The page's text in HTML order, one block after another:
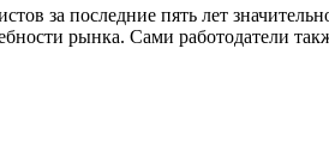
за последние пять лет
рынка. Сами работодатели